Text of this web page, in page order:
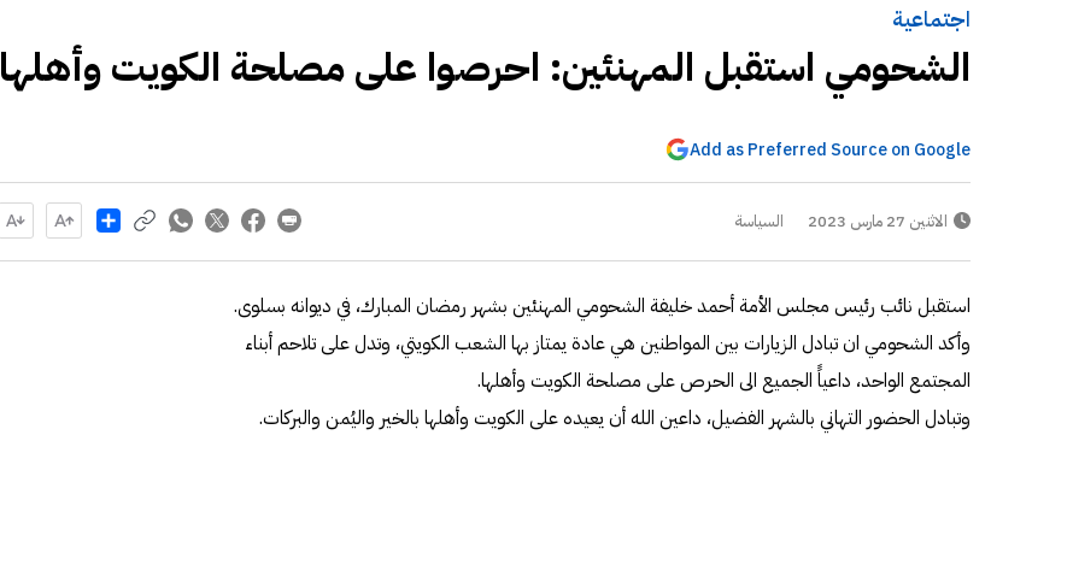
اجتماعية
الشحومي استقبل المهنئين: احرصوا على مصلحة الكويت وأهلها
Add as Preferred Source on Google
الاثنين 27 مارس 2023 السياسة Share
استقبل نائب رئيس مجلس الأمة أحمد خليفة الشحومي المهنئين بشهر رمضان المبارك، في ديوانه بسلوى.
وأكد الشحومي ان تبادل الزيارات بين المواطنين هي عادة يمتاز بها الشعب الكويتي، وتدل على تلاحم أبناء
المجتمع الواحد، داعياًَ الجميع الى الحرص على مصلحة الكويت وأهلها.
وتبادل الحضور التهاني بالشهر الفضيل، داعين الله أن يعيده على الكويت وأهلها بالخير واليُمن والبركات.